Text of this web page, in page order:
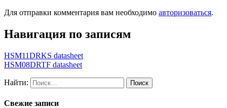
Для отправки комментария вам необходимо авторизоваться.
Навигация по записям
HSM11DRKS datasheet
HSM08DRTF datasheet
Найти:
Свежие записи